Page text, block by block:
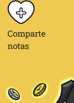
Comparte
notas